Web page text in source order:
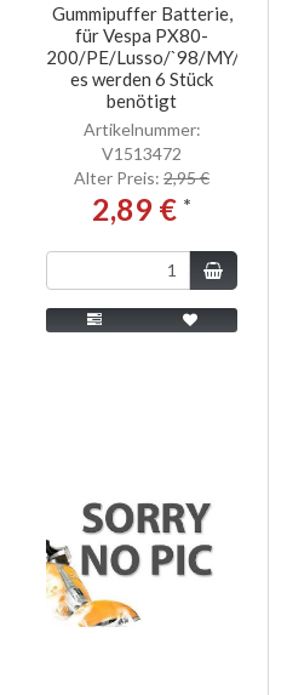
Gummipuffer Batterie,
für Vespa PX80-
200/PE/Lusso/`98/MY/T5
es werden 6 Stück
benötigt
Artikelnummer:
V1513472
Alter Preis: 2,95 €
2,89 € *